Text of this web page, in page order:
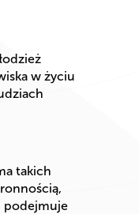
w życiu
takich
podejmuje